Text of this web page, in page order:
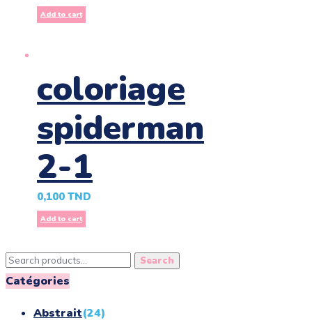
Add to cart
coloriage
spiderman
2-1
0,100 TND
Add to cart
Search
for:
Search
Catégories
Abstrait(24)